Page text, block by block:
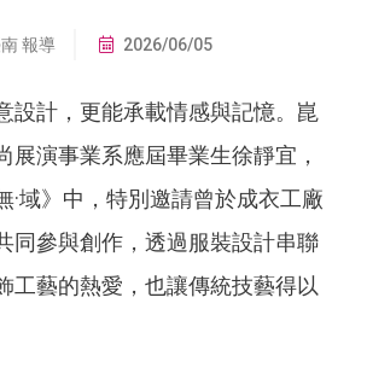
報導 2026/06/05
設計，更能承載情感與記憶。崑
展演事業系應屆畢業生徐靜宜，
·域》中，特別邀請曾於成衣工廠
同參與創作，透過服裝設計串聯
工藝的熱愛，也讓傳統技藝得以